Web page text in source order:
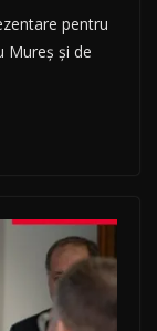
pentru
Mureș și de